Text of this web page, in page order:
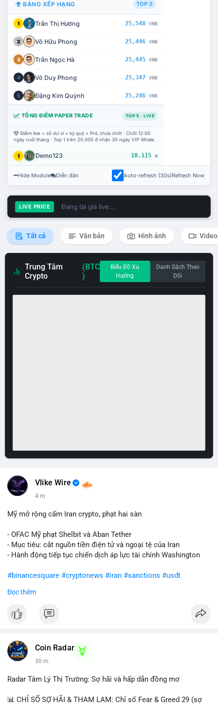
BẢNG XẾP HẠNG TOP 5
1 Trần Thị Hương 25,548 VNĐ
2 Võ Hữu Phong 25,446 VNĐ
3 Trần Ngọc Hà 25,445 VNĐ
4 Võ Duy Phong 25,347 VNĐ
5 Đặng Kim Quỳnh 25,246 VNĐ
TỔNG ĐIỂM PAPER TRADE TOP 5 · LIVE
Điểm live = số dư ví + ký quỹ + PnL chưa chốt · Chốt 12:00
ngày cuối tháng · Top 1 trên 20.000 đ nhận 30 ngày VIP Whale.
1 Demo123 10.115 đ
Hide Module Diễn đàn Auto-refresh (30s)Refresh Now
LIVE PRICE Đang tải giá live...
Tất cả Văn bản Hình ảnh Video
Trung Tâm
Crypto
(BTC
)
Biểu Đồ Xu
Hướng
Danh Sách Theo
Dõi
Vlike Wire
4 m
Mỹ mở rộng cấm Iran crypto, phạt hai sàn
- OFAC Mỹ phạt Shelbit và Aban Tether
- Mục tiêu: cắt nguồn tiền điện tử và ngoại tệ của Iran
- Hành động tiếp tục chiến dịch áp lực tài chính Washington
#binancesquare #cryptonews #iran #sanctions #usdt
$usdt
#vlikevn #titanbot
Đọc thêm
Coin Radar
30 m
Radar Tâm Lý Thị Trường: Sợ hãi và hấp dẫn đồng mơ
📊 CHỈ SỐ SỢ HÃI & THAM LAM: Chỉ số Fear & Greed 29 (sợ